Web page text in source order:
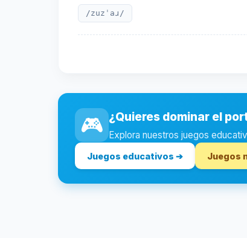
/zuzˈaɹ/
🎮 ¿Quieres dominar el
Explora nuestros juegos
Juegos educativos ➔ Juegos